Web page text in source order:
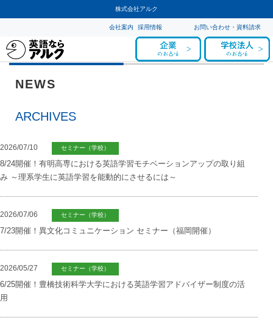
株式会社アルク
お問い合わせ・資料請求
採用情報
会社案内
NEWS
ARCHIVES
2026/07/10 セミナー（学校）
8/24開催！有明高専における英語学習モチベーションアップの取り組
み ～理系学生に英語学習を能動的にさせるには～
2026/07/06 セミナー（学校）
7/23開催！異文化コミュニケーション セミナー（福岡開催）
2026/05/27 セミナー（学校）
6/25開催！豊橋技術科学大学における英語学習アドバイザー制度の活
用